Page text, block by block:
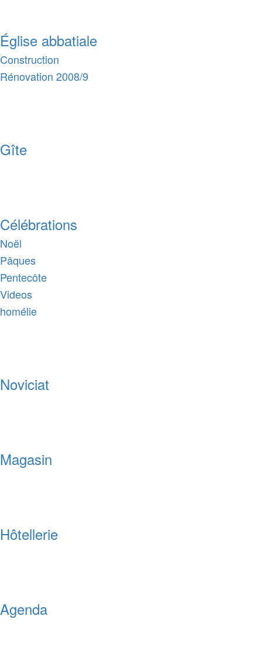
Église abbatiale
Construction
Rénovation 2008/9
Gîte
Célébrations
Noël
Pâques
Pentecôte
Videos
homélie
Noviciat
Magasin
Hôtellerie
Agenda